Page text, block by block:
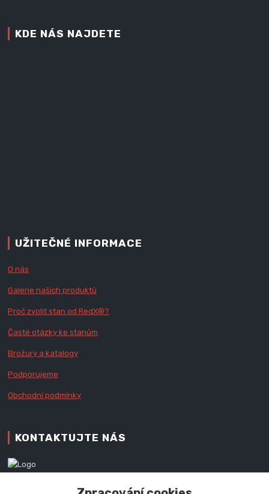
KDE NÁS NAJDETE
UŽITEČNÉ INFORMACE
O nás
Galerie našich produktů
Proč zvolit stan od RedX®?
Časté otázky ke stanům
Brožury a katalogy
Podporujeme
Obchodní podmínky
KONTAKTUJTE NÁS